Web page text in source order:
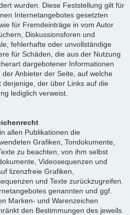
wurden. Diese Feststellung gilt für
Internetangebotes gesetzten
für Fremdeinträge in vom Autor
Diskussionsforen und
fehlerhafte oder unvollständige
für Schäden, die aus der Nutzung
dargebotener Informationen
Anbieter der Seite, auf welche
derjenige, der über Links auf die
lediglich verweist.
allen Publikationen die
Grafiken, Tondokumente,
zu beachten, von ihm selbst
Videosequenzen und
lizenzfreie Grafiken,
und Texte zurückzugreifen.
genannten und ggf.
Marken- und Warenzeichen
den Bestimmungen des jeweils